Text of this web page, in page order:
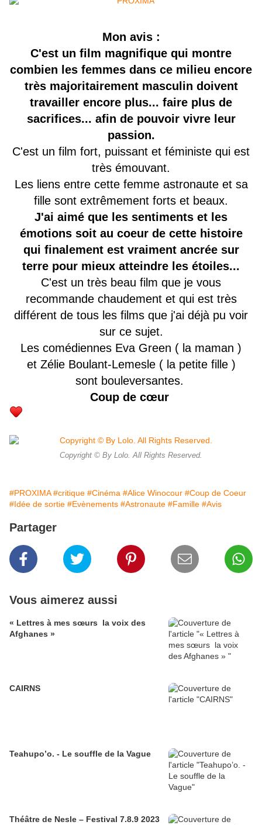
Mon avis :
C'est un film magnifique qui montre
combien les femmes dans ce milieu encore
très majoritairement masculin doivent
travailler encore plus... faire plus de
sacrifices... afin de pouvoir vivre leur
passion.
C'est un film fort, puissant et féministe qui est
très émouvant.
Les liens entre cette femme astronaute et sa
fille sont extrêmement forts et beaux.
J'ai aimé que les sentiments et les
émotions soit au coeur de cette histoire
qui finalement est vraiment ancrée sur
terre pour mieux atteindre les étoiles...
C'est un très beau film que je vous
recommande chaudement et qui est très
différent de tous les films que j'ai déjà pu voir
sur ce sujet.
Les comédiennes Eva Green ( la maman )
et Zélie Boulant-Lemesle ( la petite fille )
sont bouleversantes.
Coup de cœur
Copyright © By Lolo. All Rights Reserved.
#PROXIMA #critique #Cinéma #Alice Winocour #Coup de Coeur
#Idée de sortie #Evènements #Astronaute #Famille #Avis
Partager
Vous aimerez aussi
« Lettres à mes sœurs la voix des
Afghanes »
CAIRNS
Teahupo’o. - Le souffle de la Vague
Théâtre de Nesle – Festival 7.8.9 2023